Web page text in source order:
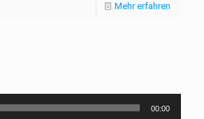
Mehr erfahren
00:00